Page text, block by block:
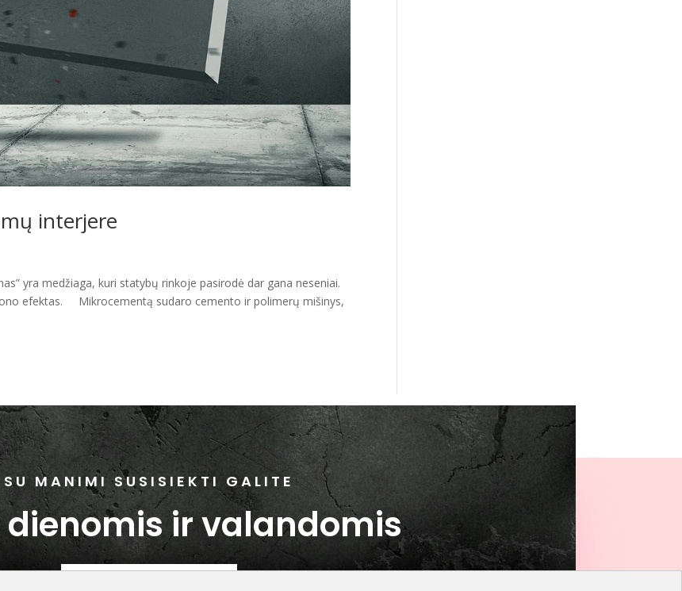
interjere
yra medžiaga, kuri statybų rinkoje pasirodė dar gana neseniai.
efektas. Mikrocementą sudaro cemento ir polimerų mišinys,
SU MANIMI SUSISIEKTI GALITE
dienomis ir valandomis